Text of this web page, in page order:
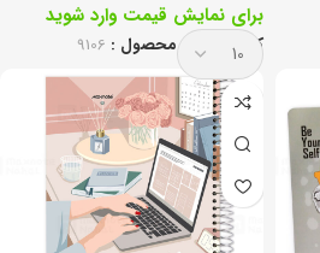
برای نمایش قیمت وارد شوید
کد انحصاری محصول : 9106